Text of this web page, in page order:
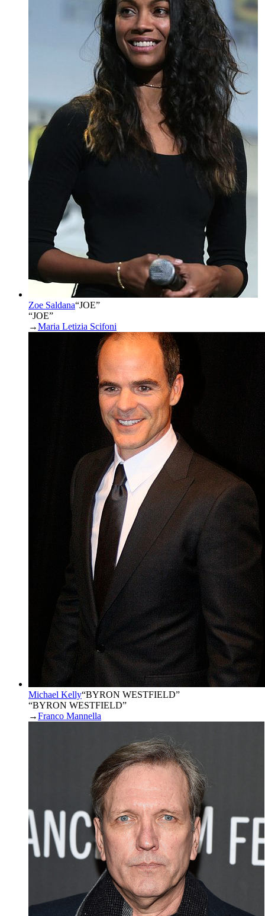
Zoe Saldana“JOE”
“JOE”
→Maria Letizia Scifoni
Michael Kelly“BYRON WESTFIELD”
“BYRON WESTFIELD”
→Franco Mannella